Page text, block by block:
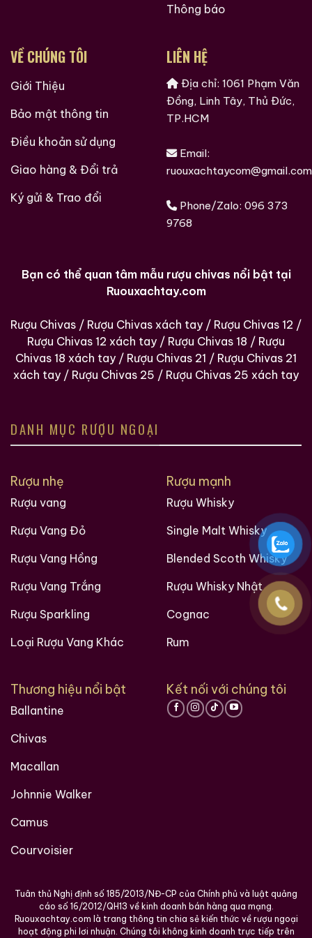
nắm rõ “profile” của tuyệt phẩm này, dưới đây là bảng
Tên sản
Rượu Mao Đài Quý Châu Ngũ Sao –
Cáp Họa Hữu Nghị (Peace Dove)
phát
2021
Nhà sản
Kweichow Moutai Co., Ltd. (Tập
đoàn Mao Đài Quý Châu)
Thị trấn Mao Đài, Thành phố Nhân
Hoài, Tỉnh Quý Châu, Trung Quốc
Nồng độ
Dung
tích
500ml
phần
Nước sông Xích Thủy, Lúa cao lương
nếp hồng, Lúa mì
Chỉ dấu từ chuyên gia:Nồng độ53%
các bậc thầy ủ rượu (Master
Blenders) công nhận là nồng độ vàng.
Ở điểm này, các phân tử nước và
phân tử rượu (ethanol) liên kết với
nhau chặt chẽ nhất, tạo ra cấu trúc
chất lỏng ổn định, êm ái, cho phép
rượu có thể tiếp tục lão hóa và phát
triển hương vị trong chai qua hàng
4. Kỹ Nghệ Ủ Rượu Chế Tác “12987” Huyền Thoại
Cốt rượu bên trong phiên bản chim bồ câu xanh 2021
này mang đầy đủ phẩm chất của một chai Mao Đài
“12987”vô tiền khoáng hậu:
1 năm:Một chu kỳ sản xuất kéo dài tròn 1 năm theo
lịch âm.
2 lần:Thêm ngũ cốc (cao lương nếp) 2 lần vào
9 lần:Hấp chín và chưng cất 9 lần.
8 lần:Lên men trong hầm kín 8 lần.
Thông báo
VỀ CHÚNG TÔI
Giới Thiệu
Bảo mật thông tin
Điều khoản sử dụng
Giao hàng & Đổi trả
Ký gửi & Trao đổi
LIÊN HỆ
Địa chỉ: 1061 Phạm Văn
Đồng, Linh Tây, Thủ Đức,
TP.HCM
Email:
ruouxachtaycom@gmail.com
Phone/Zalo: 096 373
9768
Bạn có thể quan tâm mẫu rượu chivas nổi bật tại
Ruouxachtay.com
Rượu Chivas / Rượu Chivas xách tay / Rượu Chivas 12 /
Rượu Chivas 12 xách tay / Rượu Chivas 18 / Rượu
Chivas 18 xách tay / Rượu Chivas 21 / Rượu Chivas 21
xách tay / Rượu Chivas 25 / Rượu Chivas 25 xách tay
DANH MỤC RƯỢU NGOẠI
Rượu nhẹ
Rượu vang
Rượu Vang Đỏ
Rượu Vang Hồng
Rượu Vang Trắng
Rượu Sparkling
Loại Rượu Vang Khác
Rượu mạnh
Rượu Whisky
Single Malt Whisky
Blended Scoth Whisky
Rượu Whisky Nhật
Cognac
Rum
Thương hiệu nổi bật
Ballantine
Chivas
Macallan
Johnnie Walker
Camus
Courvoisier
Kết nối với chúng tôi
Tuân thủ Nghị định số 185/2013/NĐ-CP của Chính phủ và luật quảng
cáo số 16/2012/QH13 về kinh doanh bán hàng qua mạng.
Ruouxachtay.com là trang thông tin chia sẻ kiến thức về rượu ngoại
hoạt động phi lơi nhuận. Chúng tôi không kinh doanh trực tiếp trên